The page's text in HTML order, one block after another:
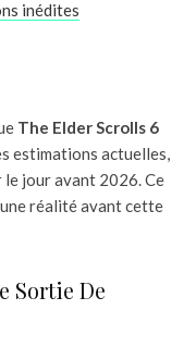
inédites
The Elder Scrolls 6
estimations actuelles,
le jour avant 2026. Ce
réalité avant cette
Sortie De